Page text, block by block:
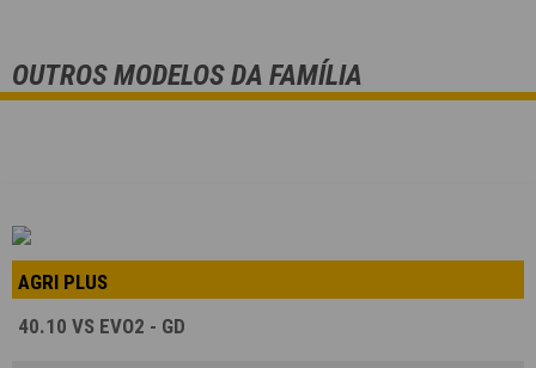
OUTROS MODELOS DA FAMÍLIA
AGRI PLUS
40.10 VS EVO2 - GD